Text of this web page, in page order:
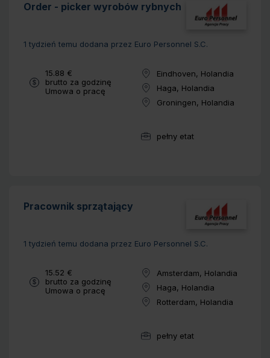
Order - picker wyrobów rybnych
1 tydzień temu dodana przez Euro Personnel S.C.
Wynagrodzenie:
15.88 €
brutto za godzinę
Typ umowy:
Umowa o pracę
Lokalizacja:
Eindhoven, Holandia
Lokalizacja:
Haga, Holandia
Lokalizacja:
Groningen, Holandia
Wymiar pracy:
pełny etat
Pracownik sprzątający
1 tydzień temu dodana przez Euro Personnel S.C.
Wynagrodzenie:
15.52 €
brutto za godzinę
Typ umowy:
Umowa o pracę
Lokalizacja:
Amsterdam, Holandia
Lokalizacja:
Haga, Holandia
Lokalizacja:
Rotterdam, Holandia
Wymiar pracy:
pełny etat